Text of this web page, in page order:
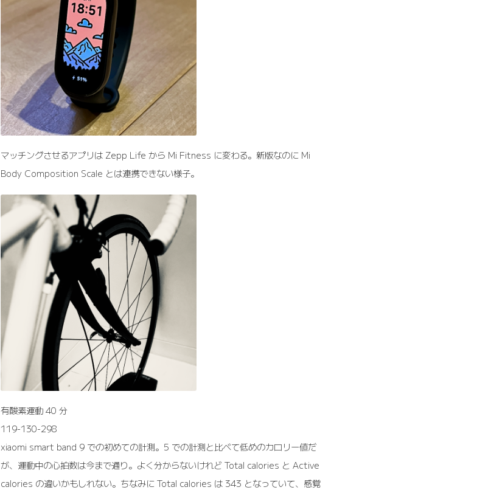
マッチングさせるアプリは Zepp Life から Mi Fitness に変わる。新版なのに Mi
Body Composition Scale とは連携できない様子。
有酸素運動 40 分
119-130-298
xiaomi smart band 9 での初めての計測。5 での計測と比べて低めのカロリー値だ
が、運動中の心拍数は今まで通り。よく分からないけれど Total calories と Active
calories の違いかもしれない。ちなみに Total calories は 343 となっていて、感覚